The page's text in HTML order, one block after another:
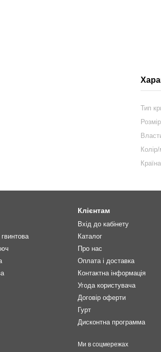
Тип
Розмір
Клієнтам
Вхід до кабінету
Каталог
Про нас
Оплата і доставка
Контактна інформація
Угода користувача
Договір оферти
Гурт
Дисконтна программа
Ми в соцмережах